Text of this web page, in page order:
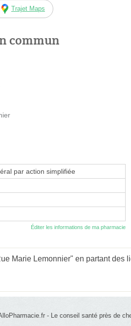
Trajet Maps
commun
par action simplifiée
Éditer les informations de ma pharmacie
Marie Lemonnier" en partant des
- Le conseil santé près de